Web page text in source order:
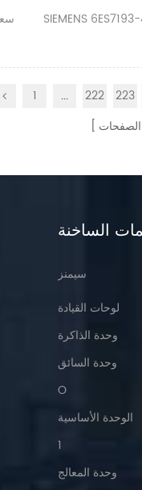
1 ... 222 223
الصفحات
الساخنة
سيمنز
لوحات القيادة
وحدة الذاكرة
وحدة السائق
O
الوحدة الأساسية
1
وحدة المعالج